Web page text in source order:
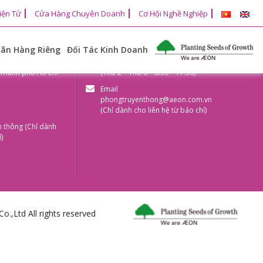
Hàng Riêng Đối Tác Kinh Doanh
Tử Cửa Hàng Chuyên Doanh Cơ Hội Nghề Nghiệp
phố Hồ Chí
thông (Chỉ dành
(Thứ 2 – Thứ 6 – 8:30 – 17:30)
Email
phongtruyenthong@aeon.com.vn
(Chỉ dành cho liên hệ từ báo chí)
All rights reserved